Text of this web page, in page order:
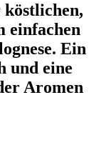
einfachen
Ein
und eine
Aromen